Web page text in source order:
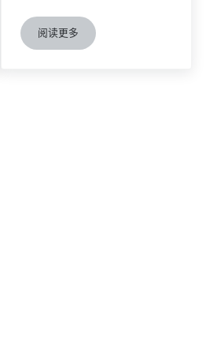
阅读更多世界各地最受欢迎的奢侈品品牌[绘图]